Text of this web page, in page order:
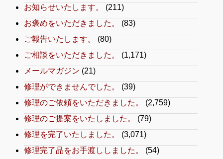
お知らせいたします。
(211)
お褒めをいただきました。
(83)
ご報告いたします。
(80)
ご相談をいただきました。
(1,171)
メールマガジン (21)
修理ができませんでした。
(39)
修理のご依頼をいただきました。
(2,759)
修理のご提案をいたしました。
(79)
修理を完了いたしました。
(3,071)
修理完了品をお手渡ししました。
(54)